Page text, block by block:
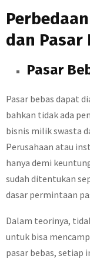
dan Pasar
Pasar
Pasar bebas dapat
bahkan tidak ada
bisnis milik swasta
Perusahaan atau
hanya demi
sudah ditentukan
dasar permintaan
Dalam teorinya,
untuk bisa
pasar bebas, setiap